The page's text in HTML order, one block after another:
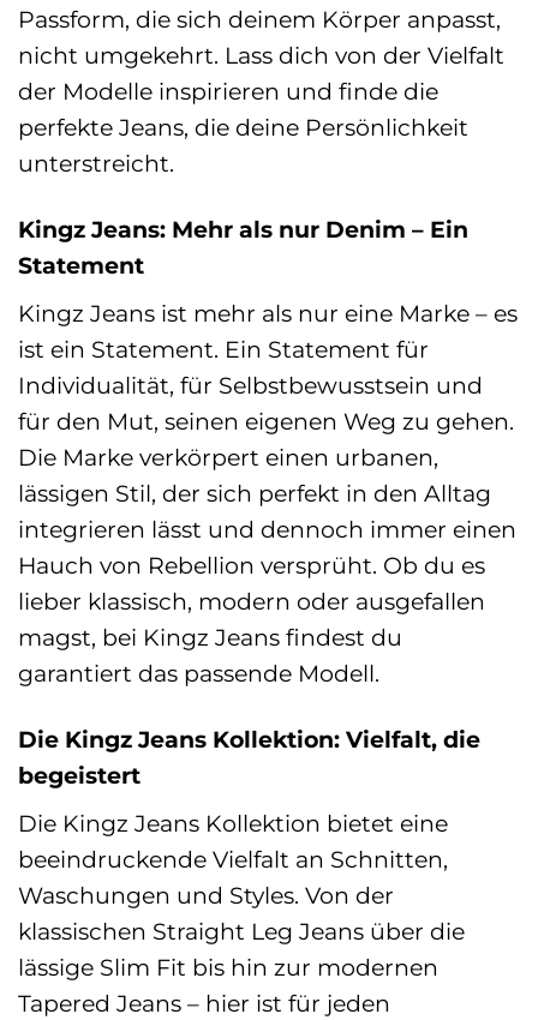
Passform, die sich deinem Körper anpasst,
nicht umgekehrt. Lass dich von der Vielfalt
der Modelle inspirieren und finde die
perfekte Jeans, die deine Persönlichkeit
unterstreicht.
Kingz Jeans: Mehr als nur Denim – Ein
Statement
Kingz Jeans ist mehr als nur eine Marke – es
ist ein Statement. Ein Statement für
Individualität, für Selbstbewusstsein und
für den Mut, seinen eigenen Weg zu gehen.
Die Marke verkörpert einen urbanen,
lässigen Stil, der sich perfekt in den Alltag
integrieren lässt und dennoch immer einen
Hauch von Rebellion versprüht. Ob du es
lieber klassisch, modern oder ausgefallen
magst, bei Kingz Jeans findest du
garantiert das passende Modell.
Die Kingz Jeans Kollektion: Vielfalt, die
begeistert
Die Kingz Jeans Kollektion bietet eine
beeindruckende Vielfalt an Schnitten,
Waschungen und Styles. Von der
klassischen Straight Leg Jeans über die
lässige Slim Fit bis hin zur modernen
Tapered Jeans – hier ist für jeden